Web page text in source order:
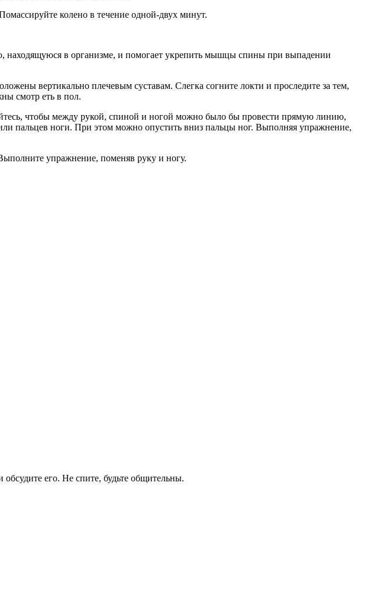
колено в течение одной-двух минут.
находящуюся в организме, и помогает укрепить мышцы спины при выпадении
вертикально плечевым суставам. Слегка согните локти и проследите за тем,
смотр еть в пол.
чтобы между рукой, спиной и ногой можно было бы провести прямую линию,
пальцев ноги. При этом можно опустить вниз пальцы ног. Выполняя упражнение,
упражнение, поменяв руку и ногу.
его. Не спите, будьте общительны.